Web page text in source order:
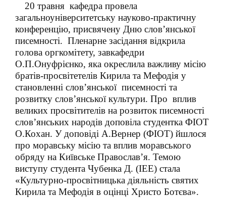
20 травня кафедра провела
загальноуніверситетську науково-практичну
конференцію, присвячену Дню слов’янської
писемності. Пленарне засідання відкрила
голова оргкомітету, завкафедри
О.П.Онуфрієнко, яка окреслила важливу місію
братів-просвітетелів Кирила та Мефодія у
становленні слов’янської писемності та
розвитку слов’янської культури. Про вплив
великих просвітителів на розвиток писемності
слов’янських народів доповіла студентка ФІОТ
О.Кохан. У доповіді А.Вернер (ФІОТ) йшлося
про моравську місію та вплив моравського
обряду на Київське Православ’я. Темою
виступу студента Чубенка Д. (ІЕЕ) стала
«Культурно-просвітницька діяльність святих
Кирила та Мефодія в оцінці Христо Ботєва».